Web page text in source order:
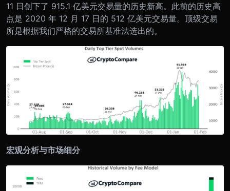
11 日创下了 915.1 亿美元交易量的历史新高。此前的历史高
点是 2020 年 12 月 17 日的 512 亿美元交易量。顶级交易
所是根据我们严格的交易所基准法选出的。
宏观分析与市场细分